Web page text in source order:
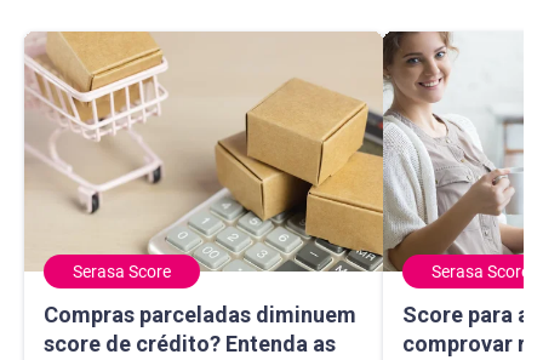
Serasa Score
Compras parceladas diminuem
score de crédito? Entenda as
Compras parceladas diminuem score de crédito? Entenda
Serasa Score
Score para
comprovar
Score para